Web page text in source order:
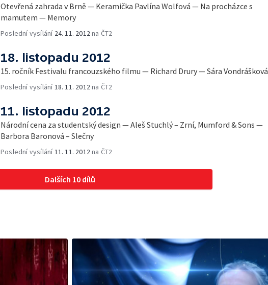
Otevřená zahrada v Brně — Keramička Pavlína Wolfová — Na procházce s
mamutem — Memory
Poslední vysílání 24. 11. 2012na ČT2
18. listopadu 2012
15. ročník Festivalu francouzského filmu — Richard Drury — Sára Vondrášková
Poslední vysílání18. 11. 2012na ČT2
11. listopadu 2012
Národní cena za studentský design — Aleš Stuchlý – Zrní, Mumford & Sons —
Barbora Baronová – Slečny
Poslední vysílání11. 11. 2012na ČT2
Dalších 10 dílů